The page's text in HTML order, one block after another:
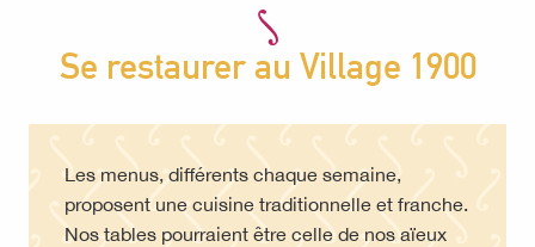
Se restaurer au Village 1900
Les menus, différents chaque semaine,
proposent une cuisine traditionnelle et franche.
Nos tables pourraient être celle de nos aïeux